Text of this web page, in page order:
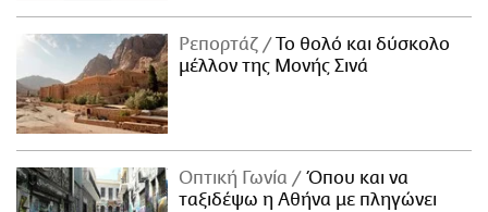
Ρεπορτάζ
Το θολό και δύσκολο
μέλλον της Μονής Σινά
Οπτική Γωνία
Όπου και να
ταξιδέψω η Αθήνα με πληγώνει